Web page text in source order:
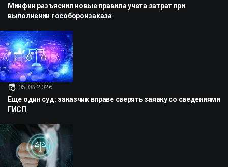
Минфин разъяснил новые правила учета затрат при
выполнении гособоронзаказа
05.08.2026
Еще один суд: заказчик вправе сверять заявку со сведениями
ГИСП